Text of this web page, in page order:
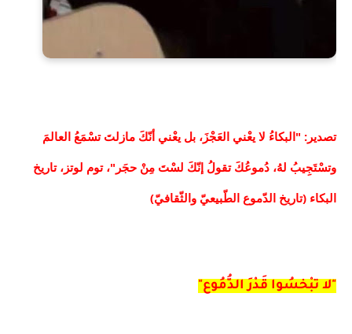
تصدير: "البكاءُ لا يعْني العَجْزَ، بل يعْني أنّكَ مازلتَ تسْمَعُ العالمَ
وتسْتَجِيبُ لهُ، دُموعُكَ تقولُ إنّكَ لسْتَ مِنْ حجَر"، توم لوتز، تاريخ
البكاء (تاريخ الدّموع الطّبيعيّ والثّقافيّ)
"لا تبْخسُوا قَدْرَ الدُّمُوع"